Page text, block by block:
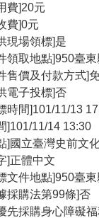
費]20元
費]0元
現場領標]是
領取地點]950臺
售價及付款方式]
電子投標]否
時間]101/11/13
]101/11/14 13:30
]國立臺灣史前文
]正體中文
文件地點]950臺
採購法第99條]否
先採購身心障礙